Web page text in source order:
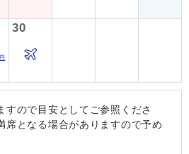
円
30
すので目安としてご参照くださ
席となる場合がありますので予め